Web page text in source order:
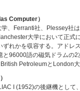
Computer）
、Ferranti社、Plessey社
大学において正
ずれかを収容する。アド
96000語の磁気ドラムの
PetroleumとLondon
I (1952)の後継機として